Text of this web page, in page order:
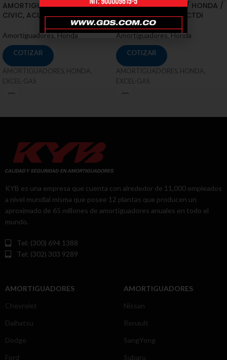
AMORTIGUADORES / HONDA /
CIVIC, ACURA CSX AT, MT
Amortiguadores,Honda
COTIZAR
AMORTIGUADORES, HONDA,
EXCEL-GAS
AMORTIGUADORES / HONDA /
CR-V 2.0 Ivtec, 2.2 iCTDi
Amortiguadores,Honda
COTIZAR
AMORTIGUADORES, HONDA,
EXCEL-GAS
KYB es una empresa que cuenta con alrededor de 11,000 empleados
a nivel mundial misma que posee 12 plantas que producen un
aproximado de 65 millones de amortiguadores anuales en todo el
mundo.
Tel: (300) 694 1388
Tel: (302) 303 9289
AMORTIGUADORES
Chevrolet
Daihatsu
Dodge
Ford
AMORTIGUADORES
Nissan
Renault
SangYong
Subaru